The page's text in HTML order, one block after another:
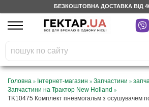
БЕЗКОШТОВНА ДОСТАВКА ВІД
UA
На вашому
бонусному рахунку
грн
Безкоштовно по Україні
0 800 203 302
Головна » Інтернет-магазин » Запчастини »
Запчастини на Трактор New Holland »
TK10475 Комплект пневмогальм з осушувачем